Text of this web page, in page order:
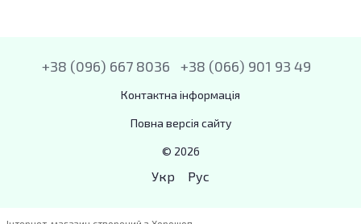
+38 (096) 667 8036 +38 (066) 901 93 49
Контактна інформація
Повна версія сайту
© 2026
Укр Рус